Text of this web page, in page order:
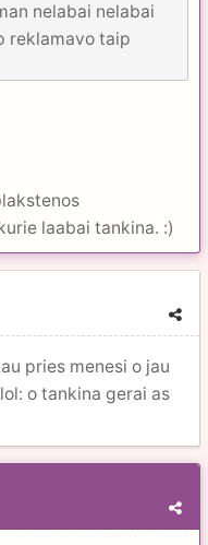
nelabai nelabai
reklamavo taip
laabai tankina. :)
pries menesi o jau
o tankina gerai as